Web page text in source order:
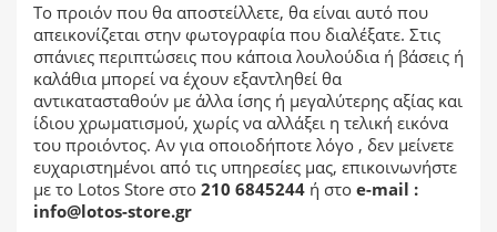
Το προιόν που θα αποστείλλετε, θα είναι αυτό που
απεικονίζεται στην φωτογραφία που διαλέξατε. Στις
σπάνιες περιπτώσεις που κάποια λουλούδια ή βάσεις ή
καλάθια μπορεί να έχουν εξαντληθεί θα
αντικατασταθούν με άλλα ίσης ή μεγαλύτερης αξίας και
ίδιου χρωματισμού, χωρίς να αλλάξει η τελική εικόνα
του προιόντος. Αν για οποιοδήποτε λόγο , δεν μείνετε
ευχαριστημένοι από τις υπηρεσίες μας, επικοινωνήστε
με το Lotos Store στο 210 6845244 ή στο e-mail :
info@lotos-store.gr